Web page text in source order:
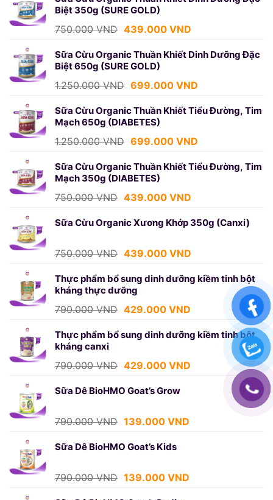
Biệt 350g (SURE GOLD)
750.000VND Giá
là:
750.000 VND.
439.000 VNDGiá
tại
439.000 VND.
Sữa Cừu Organic Thuần Khiết Dinh Dưỡng Đặc
Biệt 650g (SURE GOLD)
1.250.000VND Giá
là:
1.250.000 VND.
699.000 VNDGiá
tại
Sữa Cừu Organic Thuần Khiết Tiểu Đường, Tim
Mạch 650g (DIABETES)
1.250.000VND Giá
là:
1.250.000 VND.
699.000 VNDGiá
tại
Sữa Cừu Organic Thuần Khiết Tiểu Đường, Tim
Mạch 350g (DIABETES)
750.000VND Giá
là:
439.000 VNDGiá
tại
Sữa Cừu Organic Xương Khớp 350g (Canxi)
750.000VND Giá
là:
750.000 VND.
439.000 VNDGiá
tại
439.000 VND.
Thực phẩm bổ sung dinh dưỡng kiềm tinh bột
kháng thực dưỡng
790.000VND Giá
là:
429.000 VNDGiá
tại
429.000 VND.
Thực phẩm bổ sung dinh dưỡng kiềm tinh bột
kháng canxi
790.000VND Giá
là:
429.000 VNDGiá
Sữa Dê BioHMO Goat’s Grow
790.000VND Giá
là:
139.000 VNDGiá
Sữa Dê BioHMO Goat’s Kids
790.000VND Giá
139.000 VNDGiá